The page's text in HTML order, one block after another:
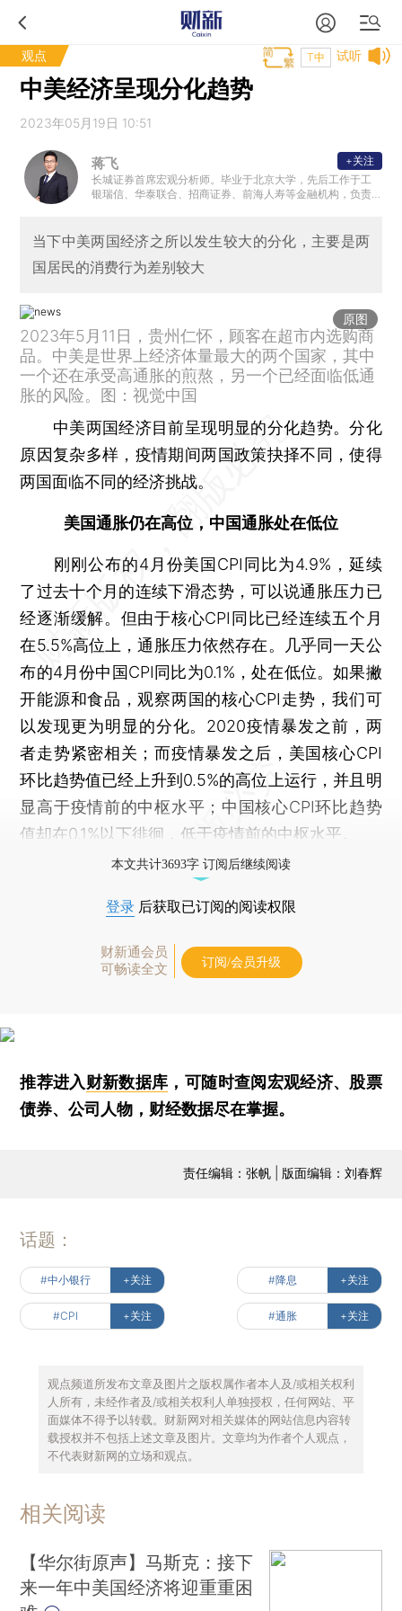
观点 试听
T中
中美经济呈现分化趋势
2023年05月19日 10:51
蒋飞
长城证券首席宏观分析师。毕业于北京大学，先后工作于工
银瑞信、华泰联合、招商证券、前海人寿等金融机构，负责
+关注
当下中美两国经济之所以发生较大的分化，主要是两
国居民的消费行为差别较大
原图
2023年5月11日，贵州仁怀，顾客在超市内选购商
品。中美是世界上经济体量最大的两个国家，其中
一个还在承受高通胀的煎熬，另一个已经面临低通
胀的风险。图：视觉中国
中美两国经济目前呈现明显的分化趋势。分化
原因复杂多样，疫情期间两国政策抉择不同，使得
两国面临不同的经济挑战。
美国通胀仍在高位，中国通胀处在低位
刚刚公布的4月份美国CPI同比为4.9%，延续
了过去十个月的连续下滑态势，可以说通胀压力已
经逐渐缓解。但由于核心CPI同比已经连续五个月
在5.5%高位上，通胀压力依然存在。几乎同一天公
布的4月份中国CPI同比为0.1%，处在低位。如果撇
开能源和食品，观察两国的核心CPI走势，我们可
以发现更为明显的分化。2020疫情暴发之前，两
者走势紧密相关；而疫情暴发之后，美国核心CPI
环比趋势值已经上升到0.5%的高位上运行，并且明
显高于疫情前的中枢水平；中国核心CPI环比趋势
值却在0.1%以下徘徊，低于疫情前的中枢水平。
本文共计3693字 订阅后继续阅读
登录 后获取已订阅的阅读权限
财新通会员
可畅读全文
订阅/会员升级
推荐进入财新数据库 ，可随时查阅宏观经济、股票
债券、公司人物，财经数据尽在掌握。
责任编辑：张帆 | 版面编辑：刘春辉
话题：
#中小银行 +关注 #降息 +关注
#CPI +关注 #通胀 +关注
观点频道所发布文章及图片之版权属作者本人及/或相关权利
人所有，未经作者及/或相关权利人单独授权，任何网站、平
面媒体不得予以转载。财新网对相关媒体的网站信息内容转
载授权并不包括上述文章及图片。文章均为作者个人观点，
不代表财新网的立场和观点。
相关阅读
【华尔街原声】马斯克：接下
来一年中美国经济将迎重重困